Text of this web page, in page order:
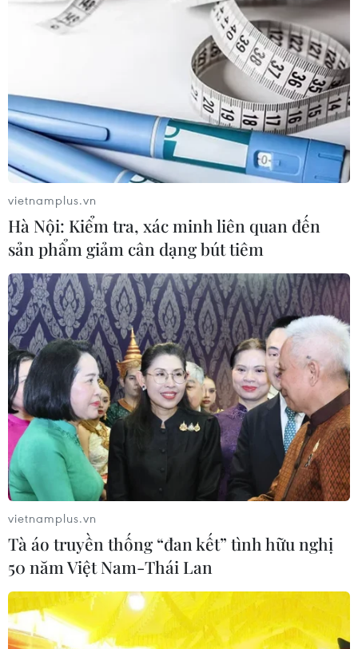
Quảng Bình thắm tình quân-dân
trong cuộc chiến chống COVID-19
09/04/2020 01:56
Từ ngày 21/3/2020, Bộ Chỉ huy Bộ đội Biên phòng tỉnh
Quảng Bình đã tiếp nhận cách ly 153 công dân Việt
Nam về nước nhập cảnh qua Cửa khẩu quốc tế Cha
Lo.
vietnamplus.vn
Hà Nội: Kiểm tra, xác minh liên quan đến
sản phẩm giảm cân dạng bút tiêm
vietnamplus.vn
Tà áo truyền thống “đan kết” tình hữu nghị
50 năm Việt Nam-Thái Lan